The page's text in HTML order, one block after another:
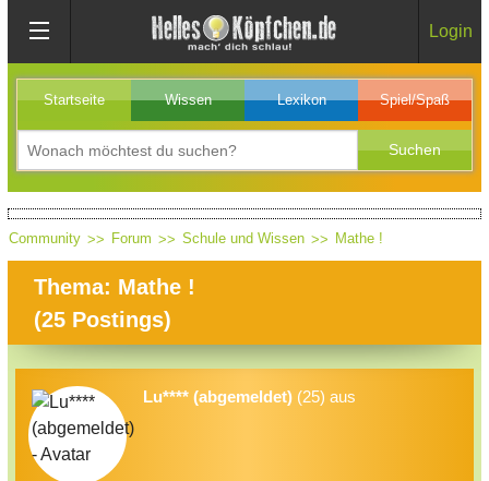
Login
Startseite Wissen Lexikon Spiel/Spaß
Community Forum Schule und Wissen Mathe !
Thema: Mathe !
(25 Postings)
Lu**** (abgemeldet) (25) aus